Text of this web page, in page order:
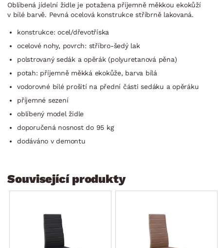
Oblíbená jídelní židle je potažena příjemně měkkou ekokůží
v bílé barvě. Pevná ocelová konstrukce stříbrně lakovaná.
konstrukce: ocel/dřevotříska
ocelové nohy, povrch: stříbro-šedý lak
polstrovaný sedák a opěrák (polyuretanová pěna)
potah: příjemně měkká ekokůže, barva bílá
vodorovné bílé prošití na přední části sedáku a opěráku
příjemné sezení
oblíbený model židle
doporučená nosnost do 95 kg
dodáváno v demontu
Související produkty